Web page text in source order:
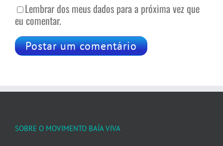
Lembrar dos meus dados para a próxima vez que
eu comentar.
SOBRE O MOVIMENTO BAÍA VIVA